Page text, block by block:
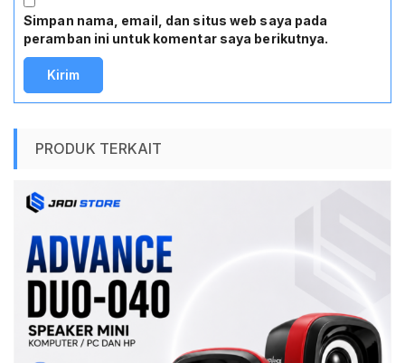
Simpan nama, email, dan situs web saya pada
peramban ini untuk komentar saya berikutnya.
PRODUK TERKAIT